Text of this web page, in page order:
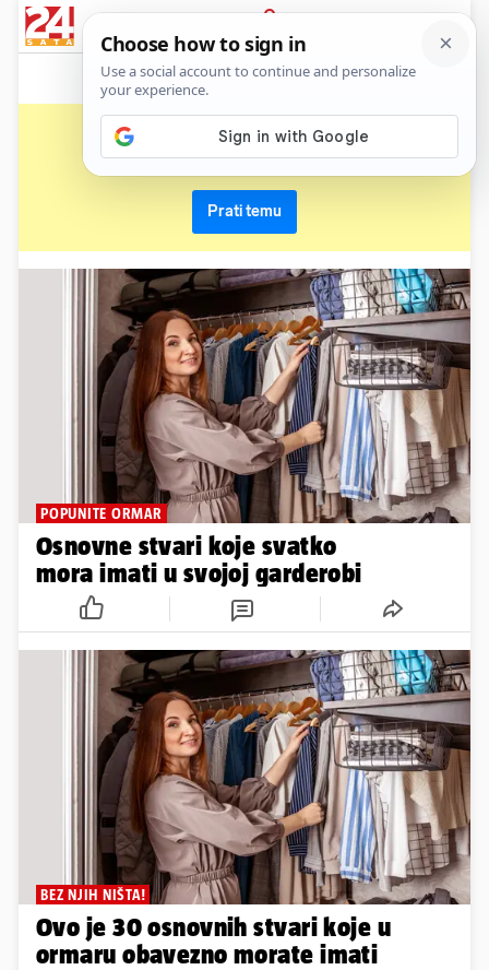
PRIJAVA
News
ormar
Prati temu
POPUNITE ORMAR
Osnovne stvari koje svatko
mora imati u svojoj garderobi
BEZ NJIH NIŠTA!
Ovo je 30 osnovnih stvari koje u
ormaru obavezno morate imati